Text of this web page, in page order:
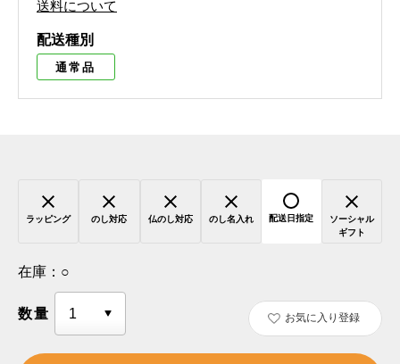
送料について
配送種別
通常品
ラッピング のし対応 仏のし対応 のし名入れ 配送日指定
ソーシャル
ギフト
在庫： ○
数量 お気に入り登録